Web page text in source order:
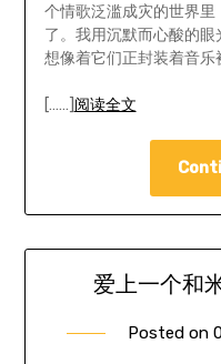
个情歌泛滥成灾的世界
了。我用沉默而心酸的眼
想像着它们正封装着音乐
[……] 阅读全文
爱上一个和
Posted on